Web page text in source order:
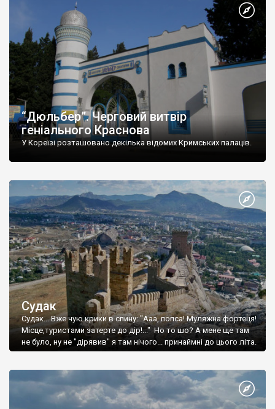
“Дюльбер”. Черговий витвір
геніального Краснова
У Кореїзі розташовано декілька відомих Кримських палаців.
Судак
Судак... Вже чую крики в спину: "Ааа, попса! Муляжна фортеця!
Місце,туристами затерте до дір!..." Но то шо? А мене ще там
не було, ну не "дірявив" я там нічого... принаймні до цього літа.